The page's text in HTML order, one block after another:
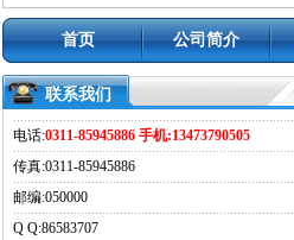
首页 公司简介
联系我们
电话:0311-85945886 手机:13473790505
传真:0311-85945886
邮编:050000
Q Q:86583707